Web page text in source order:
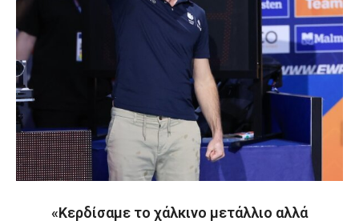
«Κερδίσαμε το χάλκινο μετάλλιο αλλά